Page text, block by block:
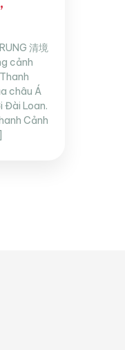
清境
cảnh
châu Á
Đài Loan.
Cảnh